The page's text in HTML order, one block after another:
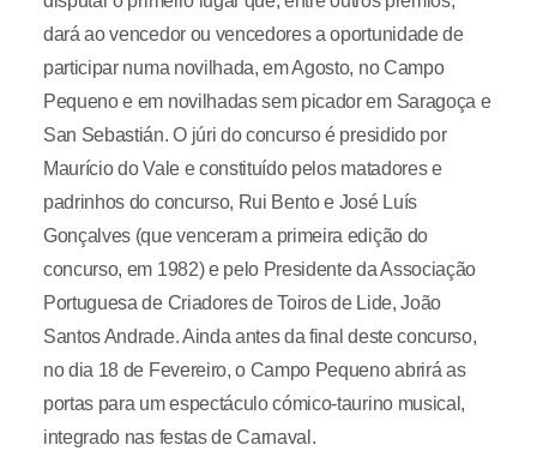
dará ao vencedor ou vencedores a oportunidade de
participar numa novilhada, em Agosto, no Campo
Pequeno e em novilhadas sem picador em Saragoça e
San Sebastián. O júri do concurso é presidido por
Maurício do Vale e constituído pelos matadores e
padrinhos do concurso, Rui Bento e José Luís
Gonçalves (que venceram a primeira edição do
concurso, em 1982) e pelo Presidente da Associação
Portuguesa de Criadores de Toiros de Lide, João
Santos Andrade. Ainda antes da final deste concurso,
no dia 18 de Fevereiro, o Campo Pequeno abrirá as
portas para um espectáculo cómico-taurino musical,
integrado nas festas de Carnaval.